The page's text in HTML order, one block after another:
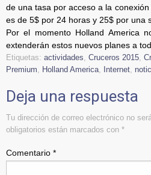
de una tasa por acceso a la
es de 5$ por 24 horas y 25$ por una
Por el momento Holland America
extenderán estos nuevos planes a
Etiquetas: actividades Cruceros 2015
Premium
Holland America Internet
Deja una respuesta
Tu dirección de correo electrónico no
obligatorios están marcados con *
Comentario *